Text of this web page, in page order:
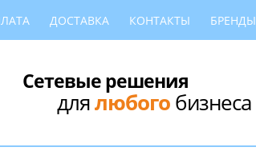
ДОСТАВКА КОНТАКТЫ БРЕНДЫ
Сетевые решения
длялюбогобизнеса